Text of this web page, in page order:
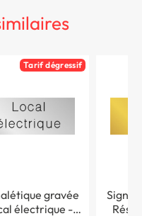
Tarif dégressif
gravée
électrique -